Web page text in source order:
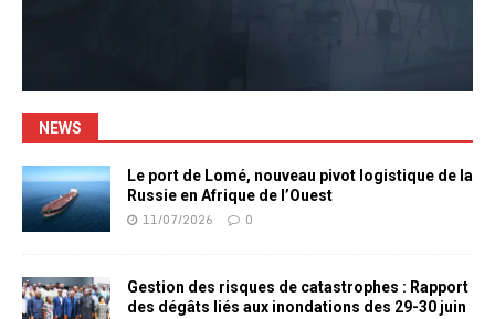
NEWS
Le port de Lomé, nouveau pivot logistique de la
Russie en Afrique de l’Ouest
11/07/2026 0
Gestion des risques de catastrophes : Rapport
des dégâts liés aux inondations des 29-30 juin